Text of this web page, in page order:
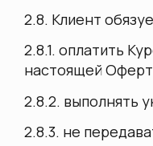
2.8. Клиент
2.8.1. оплатить
настоящей
2.8.2. выполнять
2.8.3. не